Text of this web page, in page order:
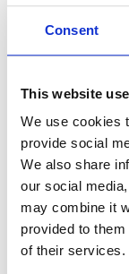
Consent
This website
We use cookies
provide social
We also share
our social
may combine it
provided to
of their services.
do Algarve
frequente.
Para os
da manhã
fotógrafos
meio da